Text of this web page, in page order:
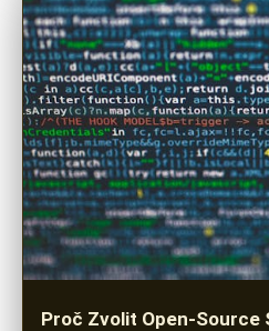
Proč Zvolit Open-Source